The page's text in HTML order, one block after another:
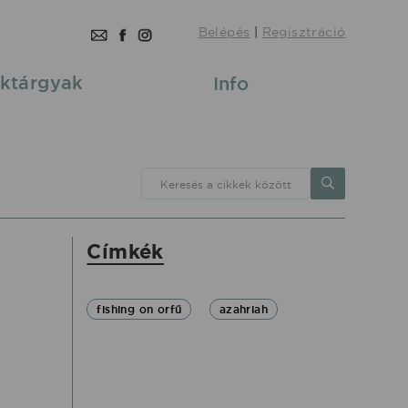
Belépés | Regisztráció
Info
Keresés a cikkek között
Címkék
fishing on orfű azahriah